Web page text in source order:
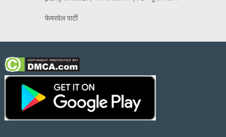
फेयरवेल पार्टी